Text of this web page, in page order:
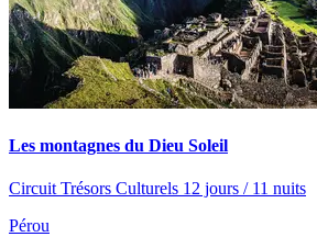
Les montagnes du Dieu Soleil
Circuit Trésors Culturels 12 jours / 11 nuits
Pérou